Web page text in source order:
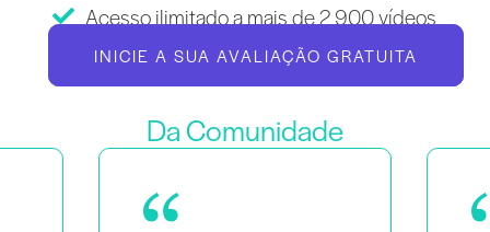
Acesso ilimitado a mais de 2 900 vídeos
INICIE A SUA AVALIAÇÃO GRATUITA
Da Comunidade